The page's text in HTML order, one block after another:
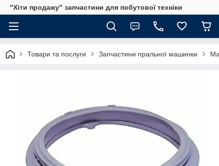
"Хіти продажу" запчастини для побутової техніки
Товари та послуги Запчастини пральної машинки